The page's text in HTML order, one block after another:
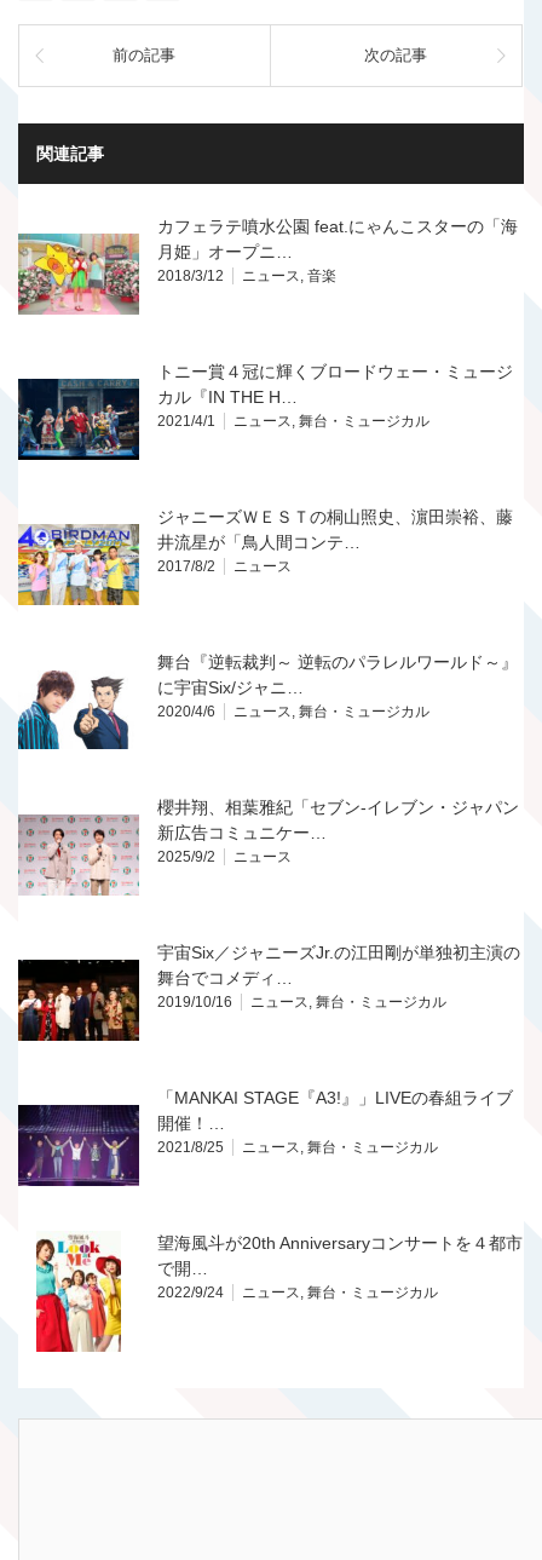
前の記事 次の記事
関連記事
カフェラテ噴水公園 feat.にゃんこスターの「海
月姫」オープニ…
2018/3/12 ニュース 音楽
トニー賞４冠に輝くブロードウェー・ミュージ
カル『IN THE H…
2021/4/1 ニュース 舞台・ミュージカル
ジャニーズＷＥＳＴの桐山照史、濵田崇裕、藤
井流星が「鳥人間コンテ…
2017/8/2 ニュース
舞台『逆転裁判～ 逆転のパラレルワールド～』
に宇宙Six/ジャニ…
2020/4/6 ニュース 舞台・ミュージカル
櫻井翔、相葉雅紀「セブン-イレブン・ジャパン
新広告コミュニケー…
2025/9/2 ニュース
宇宙Six／ジャニーズJr.の江田剛が単独初主演の
舞台でコメディ…
2019/10/16 ニュース 舞台・ミュージカル
「MANKAI STAGE『A3!』」LIVEの春組ライブ
開催！…
2021/8/25 ニュース 舞台・ミュージカル
望海風斗が20th Anniversaryコンサートを４都市
で開…
2022/9/24 ニュース 舞台・ミュージカル